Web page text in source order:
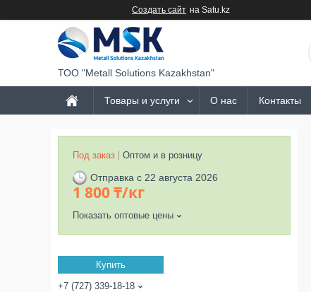
Создать сайт на Satu.kz
ТОО "Metall Solutions Kazakhstan"
Товары и услуги О нас Контакты
Под заказ Оптом и в розницу
Отправка с 22 августа 2026
1 800 ₸/кг
Показать оптовые цены
Купить
+7 (727) 339-18-18